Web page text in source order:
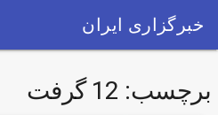
خبرگزاری ایران
برچسب: 12 گرفت